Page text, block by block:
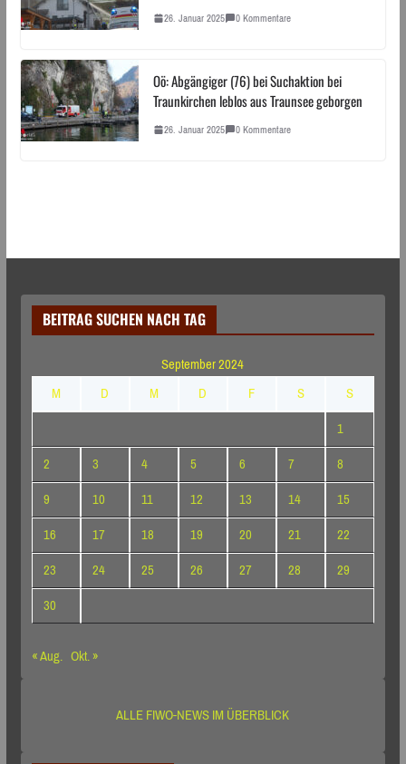
26. Januar 2025 0 Kommentare
Oö: Abgängiger (76) bei Suchaktion bei
Traunkirchen leblos aus Traunsee geborgen
26. Januar 2025 0 Kommentare
BEITRAG SUCHEN NACH TAG
September 2024
M
D M D F S
S
1
2
3 4 5 6 7
8
9
10 11 12 13 14
15
16
17 18 19 20 21
22
23
24 25 26 27 28
29
30
« Aug. Okt. »
ALLE FIWO-NEWS IM ÜBERBLICK